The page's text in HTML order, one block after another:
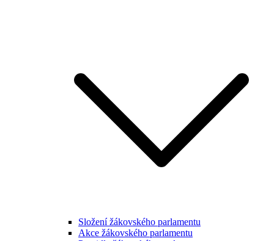
Složení žákovského parlamentu
Akce žákovského parlamentu